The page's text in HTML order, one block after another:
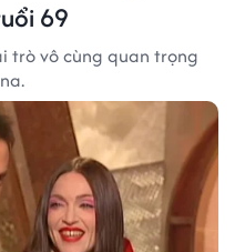
69
trò vô cùng quan trọng